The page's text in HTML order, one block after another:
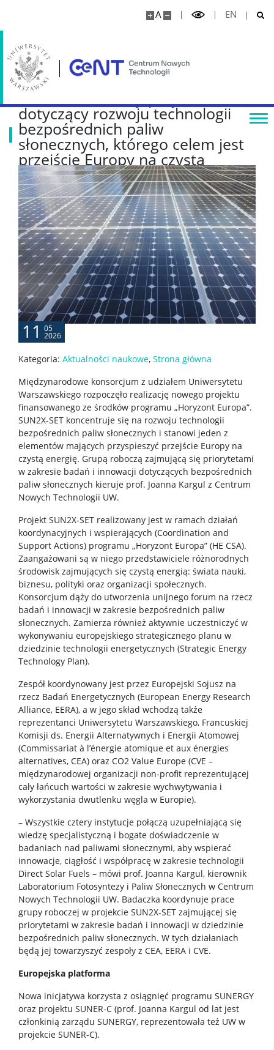
A EN
SUN2X-SET: nowy projekt
dotyczący rozwoju technologii
bezpośrednich paliw
słonecznych, którego celem jest
przejście Europy na czystą
energię
11 05
2026
Kategoria: Aktualności naukowe, Strona główna
Międzynarodowe konsorcjum z udziałem Uniwersytetu
Warszawskiego rozpoczęło realizację nowego projektu
finansowanego ze środków programu „Horyzont Europa”.
SUN2X-SET koncentruje się na rozwoju technologii
bezpośrednich paliw słonecznych i stanowi jeden z
elementów mających przyspieszyć przejście Europy na
czystą energię. Grupą roboczą zajmującą się priorytetami
w zakresie badań i innowacji dotyczących bezpośrednich
paliw słonecznych kieruje prof. Joanna Kargul z Centrum
Nowych Technologii UW.
Projekt SUN2X-SET realizowany jest w ramach działań
koordynacyjnych i wspierających (Coordination and
Support Actions) programu „Horyzont Europa” (HE CSA).
Zaangażowani są w niego przedstawiciele różnorodnych
środowisk zajmujących się czystą energią: świata nauki,
biznesu, polityki oraz organizacji społecznych.
Konsorcjum dąży do utworzenia unijnego forum na rzecz
badań i innowacji w zakresie bezpośrednich paliw
słonecznych. Zamierza również aktywnie uczestniczyć w
wykonywaniu europejskiego strategicznego planu w
dziedzinie technologii energetycznych (Strategic Energy
Technology Plan).
Zespół koordynowany jest przez Europejski Sojusz na
rzecz Badań Energetycznych (European Energy Research
Alliance, EERA), a w jego skład wchodzą także
reprezentanci Uniwersytetu Warszawskiego, Francuskiej
Komisji ds. Energii Alternatywnych i Energii Atomowej
(Commissariat à l’énergie atomique et aux énergies
alternatives, CEA) oraz CO2 Value Europe (CVE –
międzynarodowej organizacji non-profit reprezentującej
cały łańcuch wartości w zakresie wychwytywania i
wykorzystania dwutlenku węgla w Europie).
– Wszystkie cztery instytucje połączą uzupełniającą się
wiedzę specjalistyczną i bogate doświadczenie w
badaniach nad paliwami słonecznymi, aby wspierać
innowacje, ciągłość i współpracę w zakresie technologii
Direct Solar Fuels – mówi prof. Joanna Kargul, kierownik
Laboratorium Fotosyntezy i Paliw Słonecznych w Centrum
Nowych Technologii UW. Badaczka koordynuje prace
grupy roboczej w projekcie SUN2X-SET zajmującej się
priorytetami w zakresie badań i innowacji w dziedzinie
bezpośrednich paliw słonecznych. W tych działaniach
będą jej towarzyszyć zespoły z CEA, EERA i CVE.
Europejska platforma
Nowa inicjatywa korzysta z osiągnięć programu SUNERGY
oraz projektu SUNER-C (prof. Joanna Kargul od lat jest
członkinią zarządu SUNERGY, reprezentowała też UW w
projekcie SUNER-C).